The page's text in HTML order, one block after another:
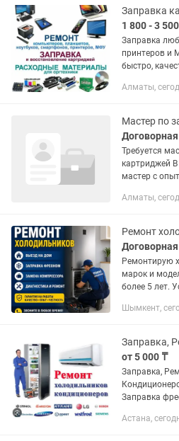
1 800 - 3
Заправка
принтеров и
быстро,
выезд
Алматы,
Мастер по
Договорная
Требуется
картриджей В компанию требуется
мастер с
Обязанности:
и...
Алматы,
Договорная
Ремонтирую
марок и
более 5 лет. Услуги: • Замена
Устранение
Шымкент,
от 5 000 ₸
Заправка,
Заправка
Устранение
Астана,